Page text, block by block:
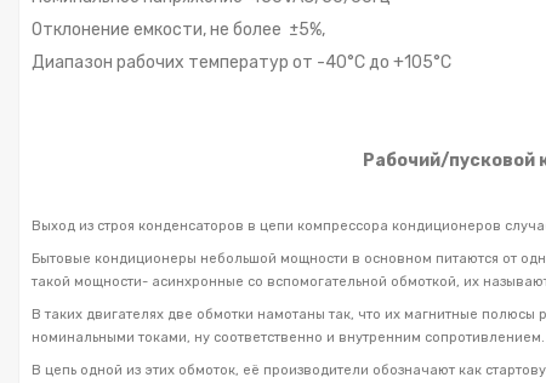
Отклонение емкости, не более ±5%,
Диапазон рабочих температур от -40°С до +105°С
Рабочий/пусковой
Выход из строя конденсаторов в цепи компрессора кондиционеров
Бытовые кондиционеры небольшой мощности в основном питаются от
такой мощности- асинхронные со вспомогательной обмоткой, их
В таких двигателях две обмотки намотаны так, что их магнитные
номинальными токами, ну соответственно и внутренним
В цепь одной из этих обмоток, её производители обозначают как